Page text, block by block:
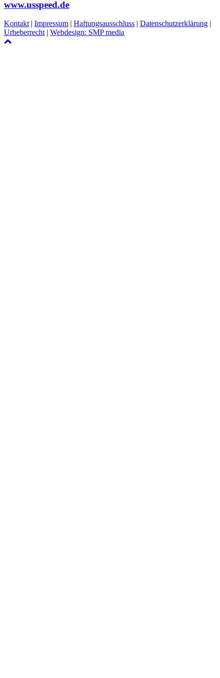
www.usspeed.de
Kontakt | Impressum | Haftungsausschluss | Datenschutzerklärung |
Urheberrecht | Webdesign: SMP media